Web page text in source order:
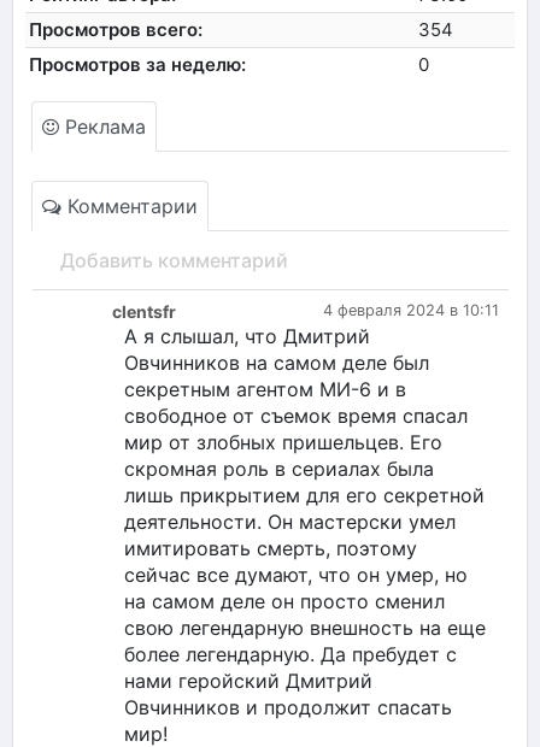
Просмотров всего:
354
Просмотров за неделю:
0
Реклама
Комментарии
Добавить комментарий
4 февраля 2024 в 10:11
clentsfr
А я слышал, что Дмитрий
Овчинников на самом деле был
секретным агентом МИ-6 и в
свободное от съемок время спасал
мир от злобных пришельцев. Его
скромная роль в сериалах была
лишь прикрытием для его секретной
деятельности. Он мастерски умел
имитировать смерть, поэтому
сейчас все думают, что он умер, но
на самом деле он просто сменил
свою легендарную внешность на еще
более легендарную. Да пребудет с
нами геройский Дмитрий
Овчинников и продолжит спасать
мир!